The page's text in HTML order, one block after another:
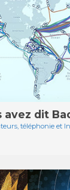
dit
téléphonie et